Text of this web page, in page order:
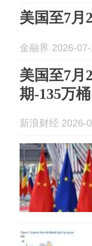
美国至7月
金融界 2026-
美国至7月
期-135万
新浪财经 2026-